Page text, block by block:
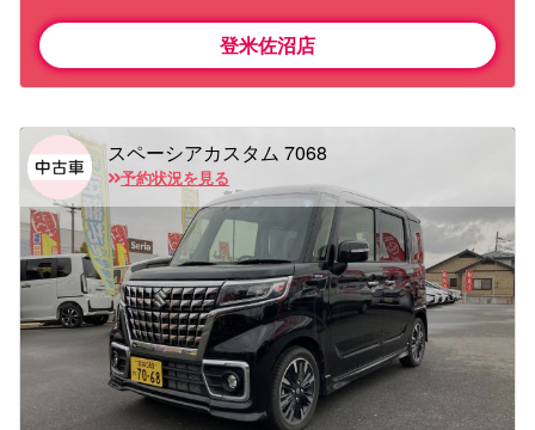
登米佐沼店
スペーシアカスタム 7068
予約状況を見る